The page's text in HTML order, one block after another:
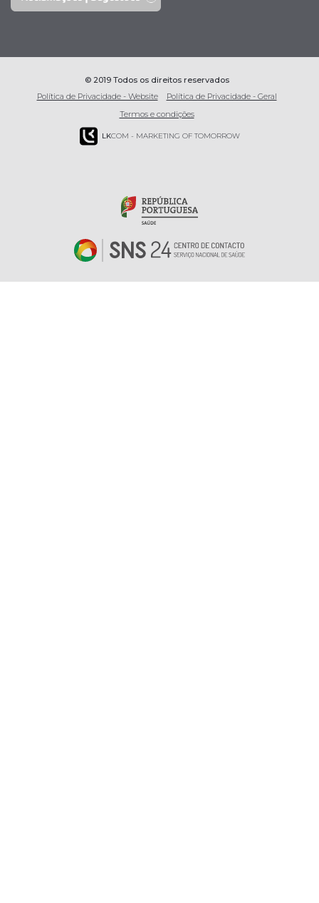
© 2019 Todos os direitos reservados
Política de Privacidade - Website
Política de Privacidade - Geral
Termos e condições
LKCOM - MARKETING OF TOMORROW